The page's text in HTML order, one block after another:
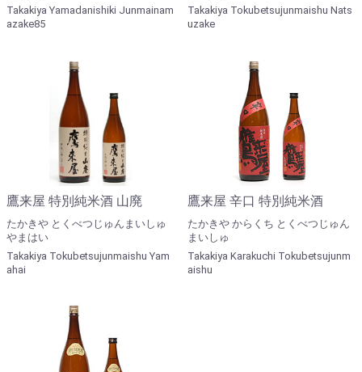
Takakiya Yamadanishiki Junmainam
azake85
Takakiya Tokubetsujunmaishu Nats
uzake
鷹来屋 特別純米酒 山廃
たかきや とくべつじゅんまいしゅ
やまはい
Takakiya Tokubetsujunmaishu Yam
ahai
鷹来屋 辛口 特別純米酒
たかきや からくち とくべつじゅん
まいしゅ
Takakiya Karakuchi Tokubetsujunm
aishu